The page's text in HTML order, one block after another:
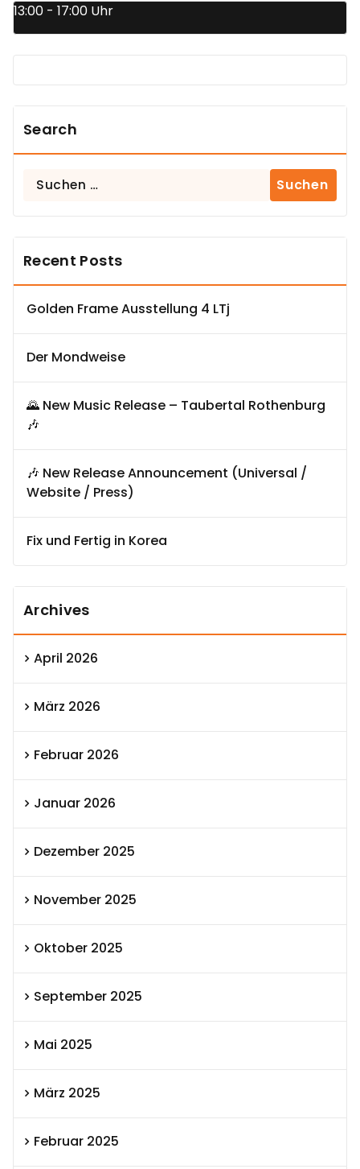
13:00 - 17:00 Uhr
Search
Suchen
Recent Posts
Golden Frame Ausstellung 4 LTj
Der Mondweise
🌄 New Music Release – Taubertal Rothenburg
🎶
🎶 New Release Announcement (Universal /
Website / Press)
Fix und Fertig in Korea
Archives
April 2026
März 2026
Februar 2026
Januar 2026
Dezember 2025
November 2025
Oktober 2025
September 2025
Mai 2025
März 2025
Februar 2025